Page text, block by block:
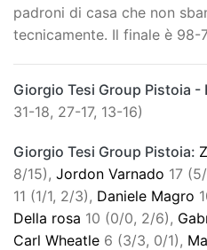
padroni di casa che non
tecnicamente. Il finale è 98-
Giorgio Tesi Group Pistoia -
31-18, 27-17, 13-16)
Giorgio Tesi Group Pistoia:
8/15), Jordon Varnado 17
11 (1/1, 2/3), Daniele Magro
Della rosa 10 (0/0, 2/6),
Carl Wheatle 6 (3/3, 0/1),